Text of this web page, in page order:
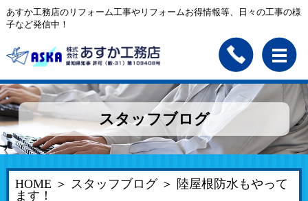
あすか工務店のリフォーム工事やリフォームお得情報等、日々の工事の様
子など発信中！
スタッフブログ
HOME ＞ スタッフブログ＞ 陸屋根防水もやって
ます！